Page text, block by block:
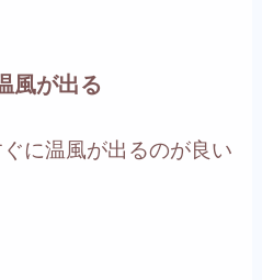
風が出る
に温風が出るのが良い